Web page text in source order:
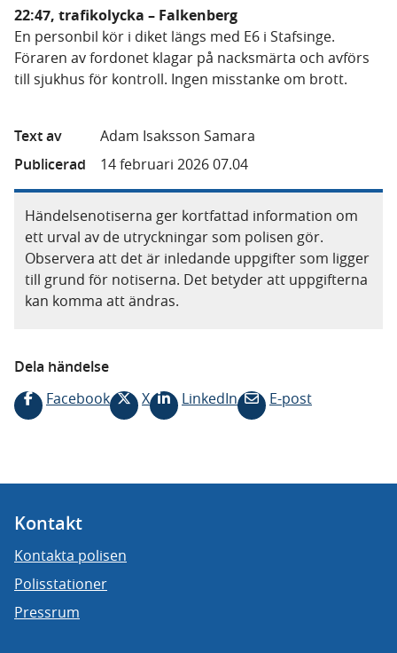
22:47, trafikolycka – Falkenberg
En personbil kör i diket längs med E6 i Stafsinge.
Föraren av fordonet klagar på nacksmärta och avförs
till sjukhus för kontroll. Ingen misstanke om brott.
Text av
Adam Isaksson Samara
Publicerad
14 februari 2026 07.04
Händelsenotiserna ger kortfattad information om
ett urval av de utryckningar som polisen gör.
Observera att det är inledande uppgifter som ligger
till grund för notiserna. Det betyder att uppgifterna
kan komma att ändras.
Dela händelse
Facebook
X LinkedIn E-post
Kontakt
Kontakta polisen
Polisstationer
Pressrum